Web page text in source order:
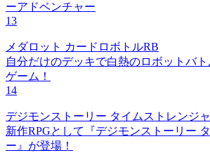
ーアドベンチャー
13
メダロット カードロボトルRB
自分だけのデッキで白熱のロボットバ
ゲーム！
14
デジモンストーリー タイムストレンジ
新作RPGとして『デジモンストーリー
ー』が登場！